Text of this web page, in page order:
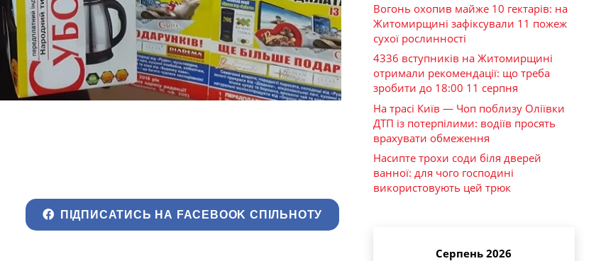
ПІДПИСАТИСЬ НА FACEBOOK СПІЛЬНОТУ
Вогонь охопив майже 10 гектарів: на
Житомирщині зафіксували 11 пожеж
сухої рослинності
4336 вступників на Житомирщині
отримали рекомендації: що треба
зробити до 18:00 11 серпня
На трасі Київ — Чоп поблизу Оліївки
ДТП із потерпілими: водіїв просять
врахувати обмеження
Насипте трохи соди біля дверей
ванної: для чого господині
використовують цей трюк
Серпень 2026